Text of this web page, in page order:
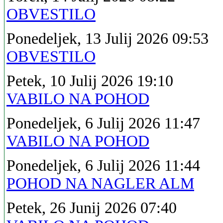
OBVESTILO
Ponedeljek, 13 Julij 2026 09:53
OBVESTILO
Petek, 10 Julij 2026 19:10
VABILO NA POHOD
Ponedeljek, 6 Julij 2026 11:47
VABILO NA POHOD
Ponedeljek, 6 Julij 2026 11:44
POHOD NA NAGLER ALM
Petek, 26 Junij 2026 07:40